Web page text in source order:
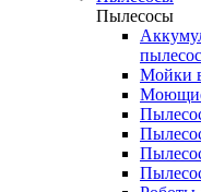
Пылесосы
Мойки